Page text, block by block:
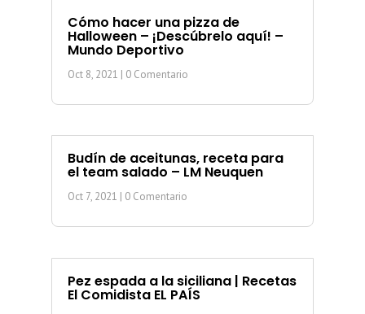
Cómo hacer una pizza de
Halloween – ¡Descúbrelo aquí! –
Mundo Deportivo
Oct 8, 2021 | 0 Comentario
Budín de aceitunas, receta para
el team salado – LM Neuquen
Oct 7, 2021 | 0 Comentario
Pez espada a la siciliana | Recetas
El Comidista EL PAÍS